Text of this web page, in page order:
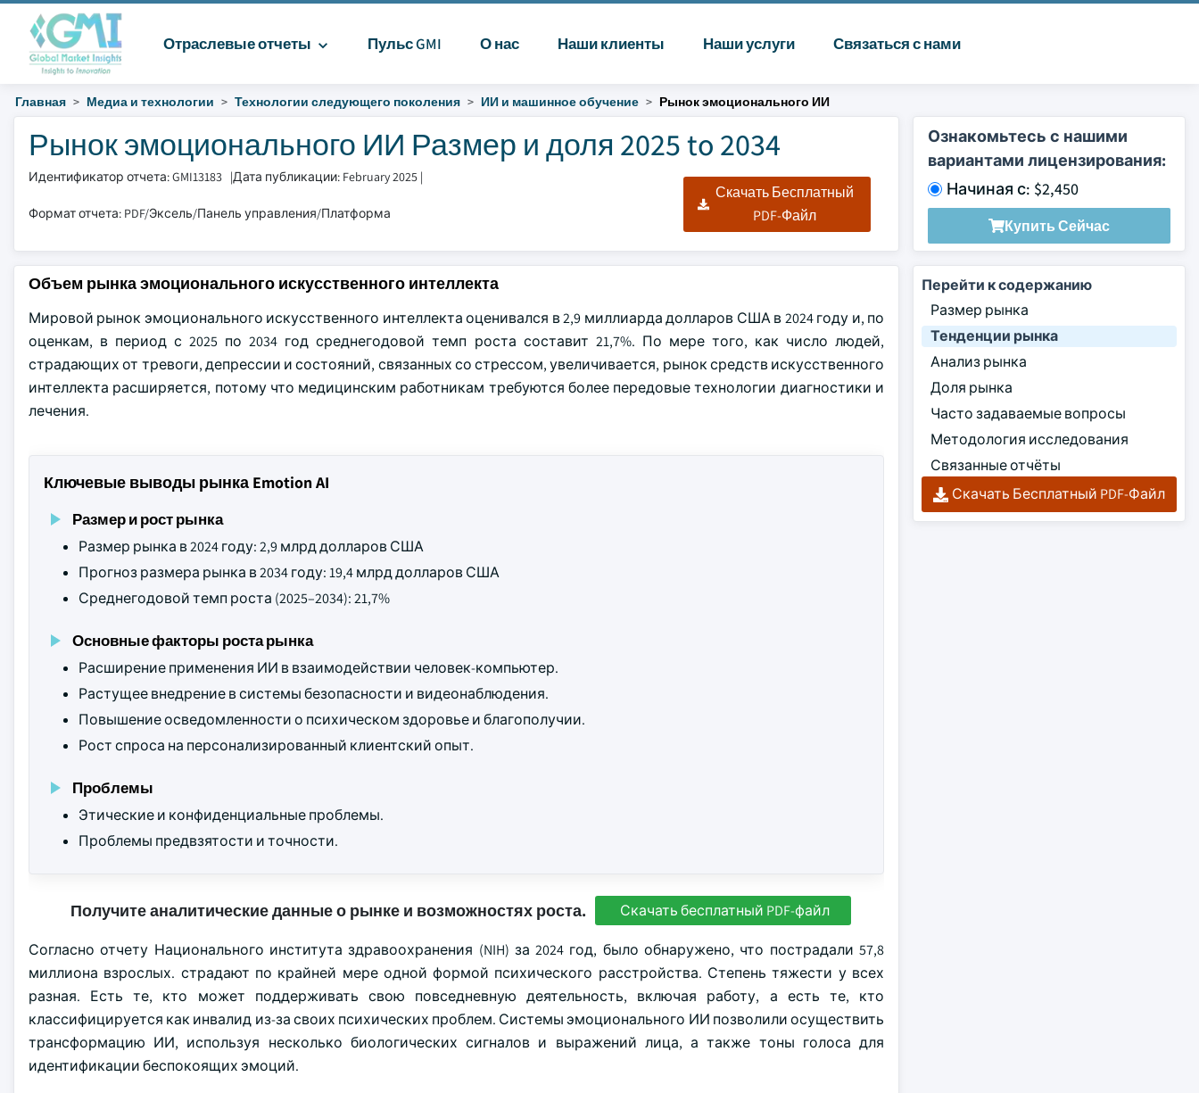
Отраслевые отчеты Пульс GMI О нас Наши клиенты Наши услуги Связаться с нами
Главная Медиа и технологии Технологии следующего поколения ИИ и машинное обучение Рынок эмоционального ИИ
Рынок эмоционального ИИ Размер и доля 2025 to 2034
Идентификатор отчета: GMI13183 |Дата публикации: February 2025 |
Формат отчета: PDF/Эксель/Панель управления/Платформа
Скачать Бесплатный
PDF-Файл
Ознакомьтесь с нашими
вариантами лицензирования:
Начиная с: $2,450
Купить Сейчас
Объем рынка эмоционального искусственного интеллекта
Мировой рынок эмоционального искусственного интеллекта оценивался в 2,9 миллиарда долларов США в 2024 году и, по
оценкам, в период с 2025 по 2034 год среднегодовой темп роста составит 21,7%. По мере того, как число людей,
страдающих от тревоги, депрессии и состояний, связанных со стрессом, увеличивается, рынок средств искусственного
интеллекта расширяется, потому что медицинским работникам требуются более передовые технологии диагностики и
лечения.
Ключевые выводы рынка Emotion AI
Размер и рост рынка
Размер рынка в 2024 году: 2,9 млрд долларов США
Прогноз размера рынка в 2034 году: 19,4 млрд долларов США
Среднегодовой темп роста (2025–2034): 21,7%
Основные факторы роста рынка
Расширение применения ИИ в взаимодействии человек-компьютер.
Растущее внедрение в системы безопасности и видеонаблюдения.
Повышение осведомленности о психическом здоровье и благополучии.
Рост спроса на персонализированный клиентский опыт.
Проблемы
Этические и конфиденциальные проблемы.
Проблемы предвзятости и точности.
Получите аналитические данные о рынке и возможностях роста. Скачать бесплатный PDF-файл
Согласно отчету Национального института здравоохранения (NIH) за 2024 год, было обнаружено, что пострадали 57,8
миллиона взрослых. страдают по крайней мере одной формой психического расстройства. Степень тяжести у всех
разная. Есть те, кто может поддерживать свою повседневную деятельность, включая работу, а есть те, кто
классифицируется как инвалид из-за своих психических проблем. Системы эмоционального ИИ позволили осуществить
трансформацию ИИ, используя несколько биологических сигналов и выражений лица, а также тоны голоса для
идентификации беспокоящих эмоций.
Перейти к содержанию
Размер рынка
Тенденции рынка
Анализ рынка
Доля рынка
Часто задаваемые вопросы
Методология исследования
Связанные отчёты
Скачать Бесплатный PDF-Файл